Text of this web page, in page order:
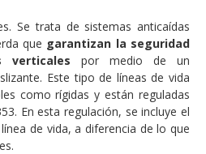
Se trata de sistemas anticaídas
que garantizan la seguridad
verticales por medio de un
Este tipo de líneas de vida
como rígidas y están reguladas
En esta regulación, se incluye el
de vida, a diferencia de lo que